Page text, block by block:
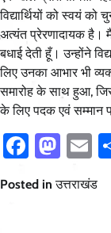
विद्यार्थियों को स्वयं
अत्यंत प्रेरणादायक है।
बधाई देती हूँ। उन्होंने
लिए उनका आभार भी
समारोह के साथ हुआ,
के लिए पदक एवं सम्मान
Posted inउत्तराखंड